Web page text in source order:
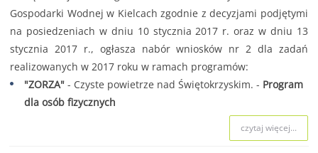
Gospodarki Wodnej w Kielcach zgodnie z decyzjami podjętymi
na posiedzeniach w dniu 10 stycznia 2017 r. oraz w dniu 13
stycznia 2017 r., ogłasza nabór wniosków nr 2 dla zadań
realizowanych w 2017 roku w ramach programów:
"ZORZA"- Czyste powietrze nad Świętokrzyskim. - Program
dla osób fizycznych
czytaj więcej...